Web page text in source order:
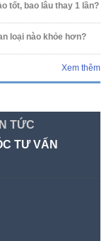
tốt, bao lâu thay 1 lần?
loại nào khỏe hơn?
Xem thêm
TỨC
TƯ VẤN